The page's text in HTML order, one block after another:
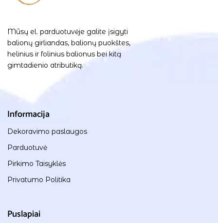
Mūsų el. parduotuvėje galite įsigyti
balionų girliandas, balionų puokštes,
helinius ir folinius balionus bei kitą
gimtadienio atributiką.
Informacija
Dekoravimo paslaugos
Parduotuvė
Pirkimo Taisyklės
Privatumo Politika
Puslapiai